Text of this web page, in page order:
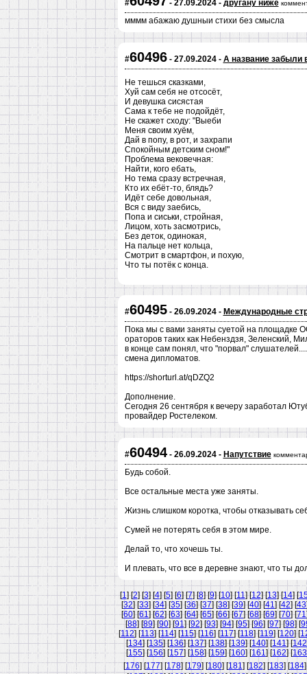
# - 27.09.2024 - другану ниже
мммм абажаю душныи стихи без смысла
#60496- 27.09.2024 - А название забыли
Не тешься сказками,
Хуй сам себя не отсосёт,
И девушка сисястая
Сама к тебе не подойдёт,
Не скажет сходу: "Выеби
Меня своим хуём,
Дай в попу, в рот, и захрапи
Спокойным детским сном!"
Проблема вековечная:
Найти, кого ебать,
Но тема сразу встречная,
Кто их ебёт-то, блядь?
Идёт себе довольная,
Вся с виду заебись,
Попа и сиськи, стройная,
Лицом, хоть засмотрись,
Без деток, одинокая,
На пальце нет кольца,
Смотрит в смартфон, и похую,
Что ты потёк с конца.
#60495- 26.09.2024 - Международные
Пока мы с вами заняты суетой на площадке
ораторов таких как Небенздзя, Зеленский,
в конце сам понял, что "порвал"
смена дипломатов.
https://shorturl.at/qDZQ2
Дополнение.
Сегодня 26 сентября к вечеру заработал
провайдер Ростелеком.
#60494- 26.09.2024 - Напутствие
Будь собой.
Все остальные места уже заняты.
Жизнь слишком коротка, чтобы отказывать
Сумей не потерять себя в этом мире.
Делай то, что хочешь ты.
И плевать, что все в деревне знают, что ты
[1] [2] [3] [4] [5] [6] [7] [8] [9] [10] [11] [12] [13] [14] [
[32] [33] [34] [35] [36] [37] [38] [39] [40] [41] [42] [43
[60] [61] [62] [63] [64] [65] [66] [67] [68] [69] [70] [71
[88] [89] [90] [91] [92] [93] [94] [95] [96] [97] [98] [
[112] [113] [114] [115] [116] [117] [118] [119] [120] [
[134] [135] [136] [137] [138] [139] [140] [141] [142
[155] [156] [157] [158] [159] [160] [161] [162] [163
[176] [177] [178] [179] [180] [181] [182] [183] [184